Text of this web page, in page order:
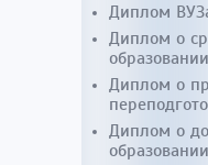
Диплом
Диплом о
образовании
Диплом о
Диплом о
образовании